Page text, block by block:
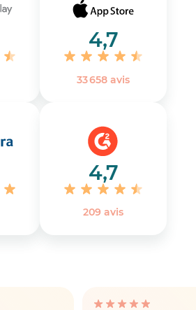
4,7
33 658 avis
4,7
‎209 avis